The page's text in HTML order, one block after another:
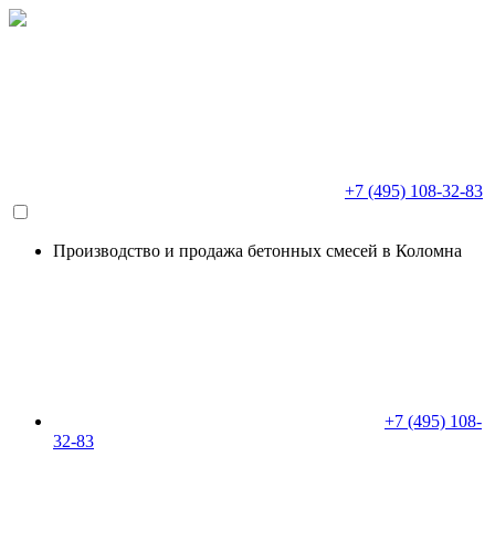
+7 (495) 108-32-83
Производство и продажа бетонных смесей в Коломна
+7 (495) 108-
32-83